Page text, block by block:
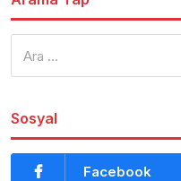
Sosyal
Facebook